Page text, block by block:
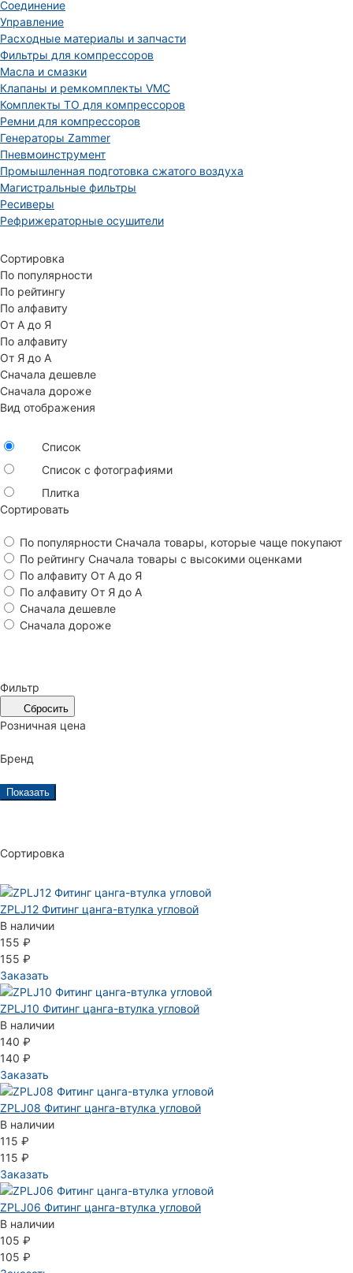
Соединение
Управление
Расходные материалы и запчасти
Фильтры для компрессоров
Масла и смазки
Клапаны и ремкомплекты VMC
Комплекты ТО для компрессоров
Ремни для компрессоров
Генераторы Zammer
Пневмоинструмент
Промышленная подготовка сжатого воздуха
Магистральные фильтры
Ресиверы
Рефрижераторные осушители
Сортировка
По популярности
По рейтингу
По алфавиту
От А до Я
По алфавиту
От Я до А
Сначала дешевле
Сначала дороже
Вид отображения
Список
Список с фотографиями
Плитка
Сортировать
По популярности Сначала товары, которые чаще покупают
По рейтингу Сначала товары с высокими оценками
По алфавиту От А до Я
По алфавиту От Я до А
Сначала дешевле
Сначала дороже
Фильтр
Сбросить
Розничная цена
Бренд
Показать
Сортировка
ZPLJ12 Фитинг цанга-втулка угловой
В наличии
155 ₽
155 ₽
Заказать
ZPLJ10 Фитинг цанга-втулка угловой
В наличии
140 ₽
140 ₽
Заказать
ZPLJ08 Фитинг цанга-втулка угловой
В наличии
115 ₽
115 ₽
Заказать
ZPLJ06 Фитинг цанга-втулка угловой
В наличии
105 ₽
105 ₽